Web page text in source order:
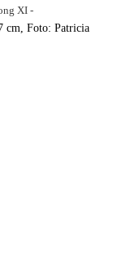
cm, Foto: Patricia